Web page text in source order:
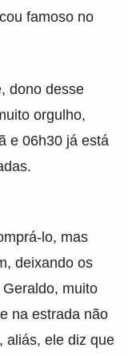
famoso no
dono desse
orgulho,
e 06h30 já está
lo, mas
deixando os
muito
na estrada não
aliás, ele diz que